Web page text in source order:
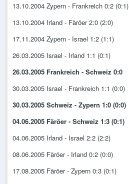
13.10.2004 Zypern - Frankreich 0:2 (0:1)
13.10.2004 Irland - Färöer 2:0 (2:0)
17.11.2004 Zypern - Israel 1:2 (1:1)
26.03.2005 Israel - Irland 1:1 (0:1)
26.03.2005 Frankreich - Schweiz 0:0
30.03.2005 Israel - Frankreich 1:1 (0:0)
30.03.2005 Schweiz - Zypern 1:0 (0:0)
04.06.2005 Färöer - Schweiz 1:3 (0:1)
04.06.2005 Irland - Israel 2:2 (2:2)
08.06.2005 Färöer - Irland 0:2 (0:0)
17.08.2005 Färöer - Zypern 0:3 (0:1)